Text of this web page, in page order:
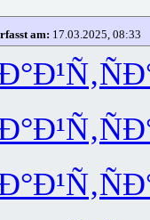
am: 17.03.2025, 08:33